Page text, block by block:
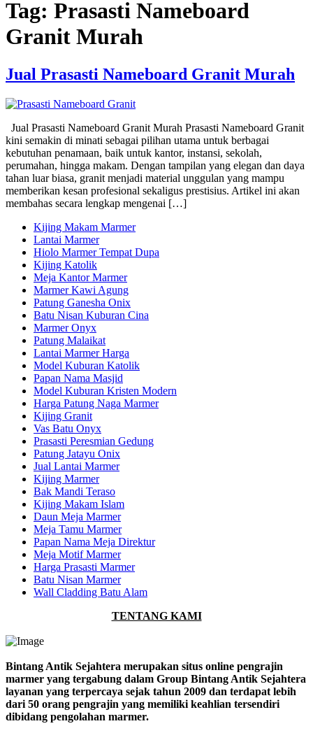
Tag: Prasasti Nameboard
Granit Murah
Jual Prasasti Nameboard Granit Murah
Jual Prasasti Nameboard Granit Murah Prasasti Nameboard Granit
kini semakin di minati sebagai pilihan utama untuk berbagai
kebutuhan penamaan, baik untuk kantor, instansi, sekolah,
perumahan, hingga makam. Dengan tampilan yang elegan dan daya
tahan luar biasa, granit menjadi material unggulan yang mampu
memberikan kesan profesional sekaligus prestisius. Artikel ini akan
membahas secara lengkap mengenai […]
Kijing Makam Marmer
Lantai Marmer
Hiolo Marmer Tempat Dupa
Kijing Katolik
Meja Kantor Marmer
Marmer Kawi Agung
Patung Ganesha Onix
Batu Nisan Kuburan Cina
Marmer Onyx
Patung Malaikat
Lantai Marmer Harga
Model Kuburan Katolik
Papan Nama Masjid
Model Kuburan Kristen Modern
Harga Patung Naga Marmer
Kijing Granit
Vas Batu Onyx
Prasasti Peresmian Gedung
Patung Jatayu Onix
Jual Lantai Marmer
Kijing Marmer
Bak Mandi Teraso
Kijing Makam Islam
Daun Meja Marmer
Meja Tamu Marmer
Papan Nama Meja Direktur
Meja Motif Marmer
Harga Prasasti Marmer
Batu Nisan Marmer
Wall Cladding Batu Alam
TENTANG KAMI
Bintang Antik Sejahtera merupakan situs online pengrajin
marmer yang tergabung dalam Group Bintang Antik Sejahtera
layanan yang terpercaya sejak tahun 2009 dan terdapat lebih
dari 50 orang pengrajin yang memiliki keahlian tersendiri
dibidang pengolahan marmer.